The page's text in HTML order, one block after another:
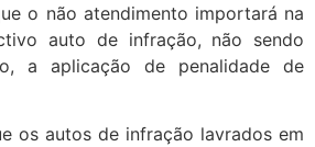
o não atendimento importará na
auto de infração, não sendo
a aplicação de penalidade de
os autos de infração lavrados em